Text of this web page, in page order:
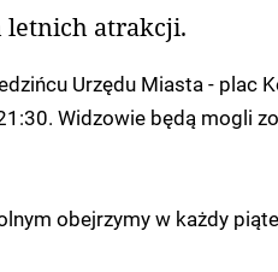
letnich atrakcji.
Urzędu Miasta - plac
Widzowie będą mogli
obejrzymy w każdy